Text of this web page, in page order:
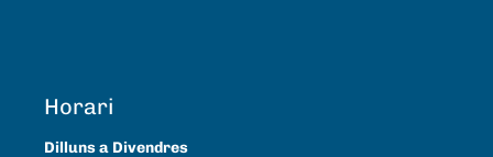
Horari
Dilluns a Divendres